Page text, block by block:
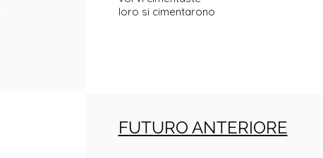
loro si cimentarono
FUTURO ANTERIORE